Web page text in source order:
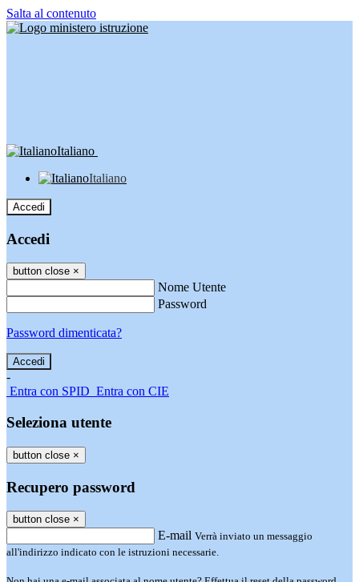
Salta al contenuto
Italiano
Italiano
Accedi
Accedi
button close ×
Nome Utente
Password
Password dimenticata?
-
Entra con SPID Entra con CIE
Seleziona utente
button close ×
Recupero password
button close ×
E-mail Verrà inviato un messaggio
all'indirizzo indicato con le istruzioni necessarie.